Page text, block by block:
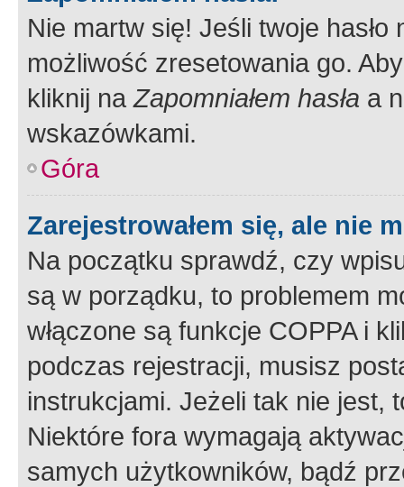
Nie martw się! Jeśli twoje
możliwość zresetowania go.
kliknij naZapomniałem hasła a
wskazówkami.
Góra
Zarejestrowałem się, ale nie
Na początku sprawdź, czy
są w porządku, to problemem
włączone są funkcje COPPA i
podczas rejestracji, musisz
instrukcjami. Jeżeli tak nie jest,
Niektóre fora wymagają
samych użytkowników, bądź